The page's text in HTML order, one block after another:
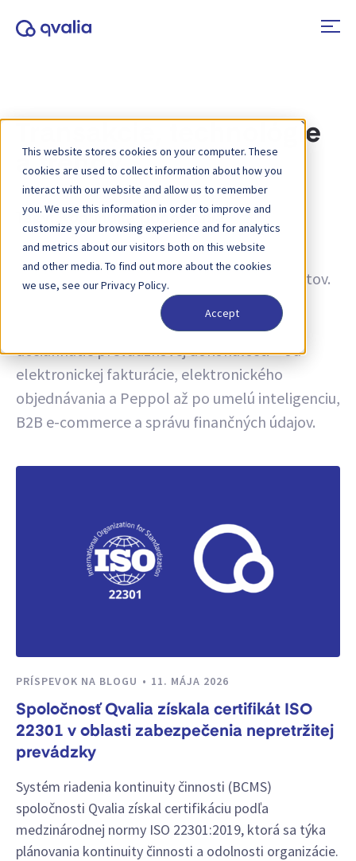
This website stores cookies on your computer. These
cookies are used to collect information about how you
interact with our website and allow us to remember
you. We use this information in order to improve and
customize your browsing experience and for analytics
and metrics about our visitors both on this website
and other media. To find out more about the cookies
we use, see our Privacy Policy.
Accept
Transakcie, technológie
a trendy
Tagy: Kontinuita podnikania
Informácie o transakciách, technológiách a
trendoch a novinky o aktualizáciách produktov.
Získajte viac informácií o tom, ako zlepšiť
procesy a ako využiť transakčné údaje na
dosiahnutie prevádzkovej dokonalosti – od
elektronickej fakturácie, elektronického
objednávania a Peppol až po umelú inteligenciu,
B2B e-commerce a správu finančných údajov.
PRÍSPEVOK NA BLOGU 11. MÁJA 2026
Spoločnosť Qvalia získala certifikát ISO
22301 v oblasti zabezpečenia nepretržitej
prevádzky
Systém riadenia kontinuity činnosti (BCMS)
spoločnosti Qvalia získal certifikáciu podľa
medzinárodnej normy ISO 22301:2019, ktorá sa týka
plánovania kontinuity činnosti a odolnosti organizácie.